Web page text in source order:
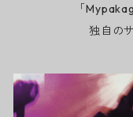
「
独自の